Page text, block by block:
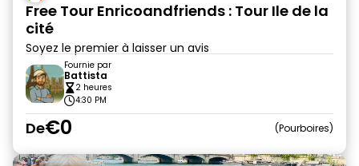
Free Tour Enricoandfriends : Tour Ile de la
cité
Soyez le premier à laisser un avis
Fournie par
Battista
2 heures
4:30 PM
De€0 Pourboires